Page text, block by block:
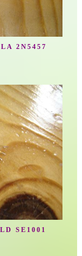
2N5457
SE1001